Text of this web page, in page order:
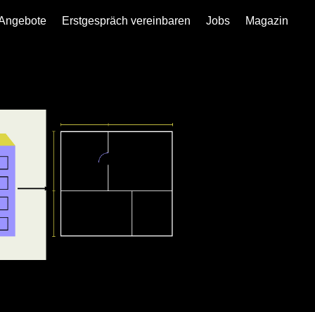
Erstgespräch vereinbaren Jobs Magazin